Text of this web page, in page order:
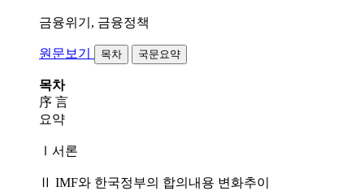
금융위기, 금융정책
원문보기 목차 국문요약
목차
序 言
요약
Ⅰ서론
Ⅱ IMF와 한국정부의 합의내용 변화추이